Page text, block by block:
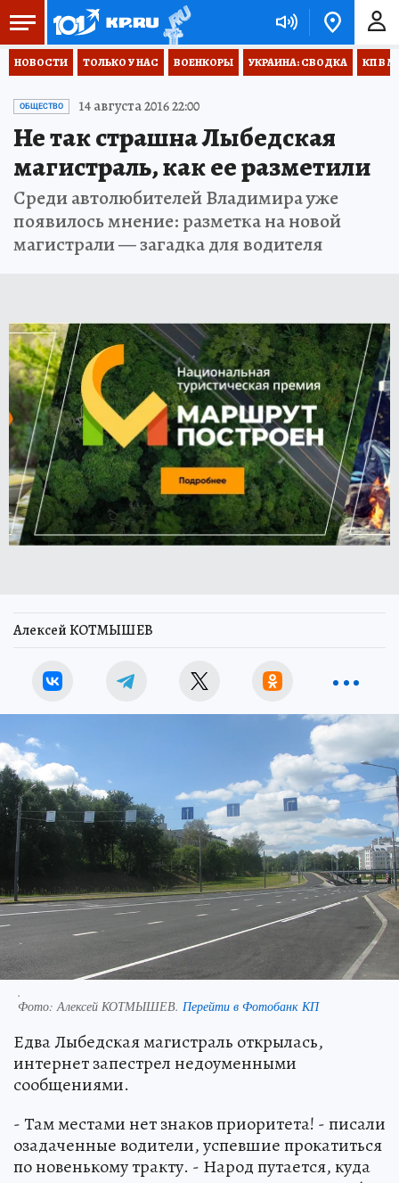
НОВОСТИ ТОЛЬКО У НАС ВОЕНКОРЫ УКРАИНА: СВОДКА КП В
ОБЩЕСТВО 14 августа 2016 22:00
Не так страшна Лыбедская
магистраль, как ее разметили
Среди автолюбителей Владимира уже
появилось мнение: разметка на новой
магистрали — загадка для водителя
Алексей КОТМЫШЕВ
.
Фото: Алексей КОТМЫШЕВ. Перейти в Фотобанк КП
Едва Лыбедская магистраль открылась,
интернет запестрел недоуменными
сообщениями.
- Там местами нет знаков приоритета! - писали
озадаченные водители, успевшие прокатиться
по новенькому тракту. - Народ путается, куда